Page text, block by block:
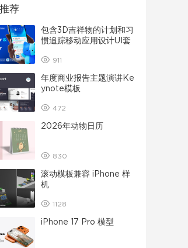
荐
包含3D吉祥物的计划和习
惯追踪移动应用设计UI套
911
年度商业报告主题演讲Ke
ynote模板
472
2026年动物日历
830
滚动模板兼容 iPhone 样
机
1128
iPhone 17 Pro 模型